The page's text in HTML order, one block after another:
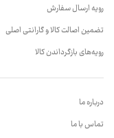
رویه ارسال سفارش
تضمین اصالت کالا و گارانتی اصلی
رویه‌های بازگرداندن کالا
درباره ما
تماس با ما